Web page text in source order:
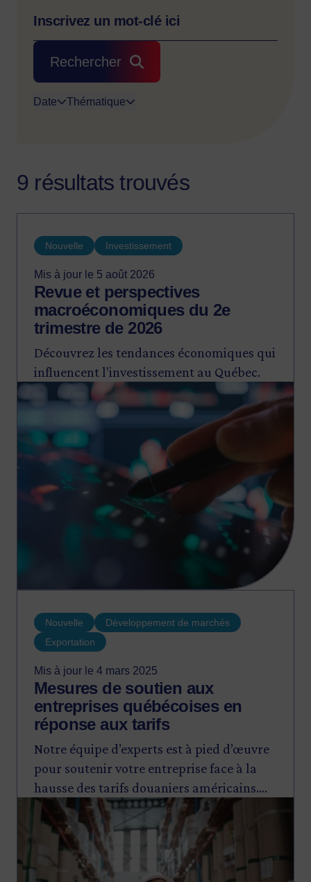
Rechercher
Date Thématique
9 résultats trouvés
Nouvelle Investissement
Mis à jour le 5 août 2026
Revue et perspectives
macroéconomiques du 2e
trimestre de 2026
Découvrez les tendances économiques qui
influencent l'investissement au Québec.
Image
Nouvelle
Développement de marchés
Exportation
Mis à jour le 4 mars 2025
Mesures de soutien aux
entreprises québécoises en
réponse aux tarifs
Notre équipe d’experts est à pied d’œuvre
pour soutenir votre entreprise face à la
hausse des tarifs douaniers américains.
Que ce soit par du financement ou de
l’accompagnement, nous sommes prêts à
vous épauler pour traverser cette période
d’incertitude.
Image